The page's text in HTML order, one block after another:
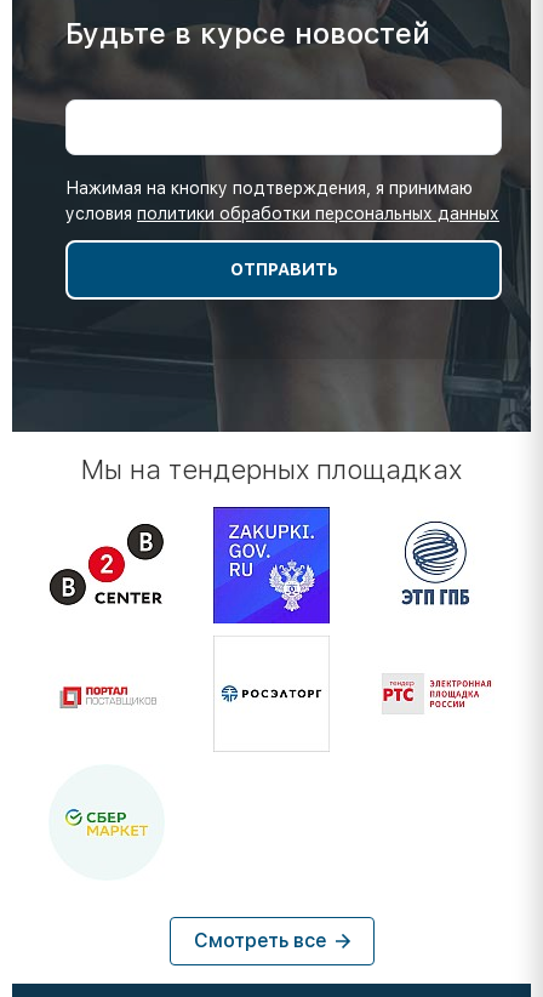
Будьте в курсе новостей
Нажимая на кнопку подтверждения, я принимаю
условия политики обработки персональных данных
Мы на тендерных площадках
Смотреть все